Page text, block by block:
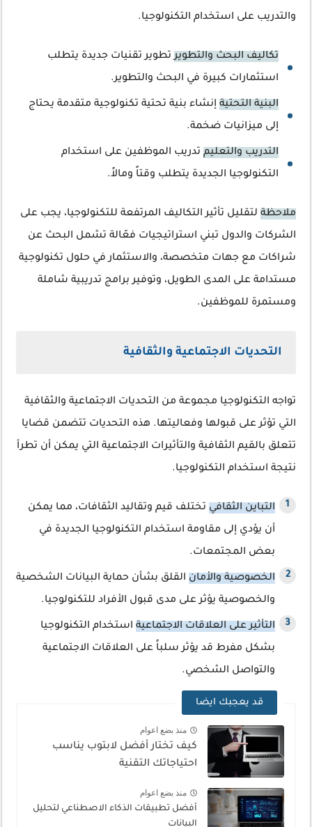
والتدريب على استخدام التكنولوجيا.
تكاليف البحث والتطويرتطوير تقنيات جديدة يتطلب
استثمارات كبيرة في البحث والتطوير.
البنية التحتية إنشاء بنية تحتية تكنولوجية متقدمة يحتاج
إلى ميزانيات ضخمة.
التدريب والتعليم تدريب الموظفين على استخدام
التكنولوجيا الجديدة يتطلب وقتاً ومالاً.
ملاحظة لتقليل تأثير التكاليف المرتفعة للتكنولوجيا، يجب على
الشركات والدول تبني استراتيجيات فعّالة تشمل البحث عن
شراكات مع جهات متخصصة، والاستثمار في حلول تكنولوجية
مستدامة على المدى الطويل، وتوفير برامج تدريبية شاملة
ومستمرة للموظفين.
التحديات الاجتماعية والثقافية
تواجه التكنولوجيا مجموعة من التحديات الاجتماعية والثقافية
التي تؤثر على قبولها وفعاليتها. هذه التحديات تتضمن قضايا
تتعلق بالقيم الثقافية والتأثيرات الاجتماعية التي يمكن أن تطرأ
نتيجة استخدام التكنولوجيا.
التباين الثقافي تختلف قيم وتقاليد الثقافات، مما يمكن
أن يؤدي إلى مقاومة استخدام التكنولوجيا الجديدة في
بعض المجتمعات.
الخصوصية والأمان القلق بشأن حماية البيانات الشخصية
والخصوصية يؤثر على مدى قبول الأفراد للتكنولوجيا.
التأثير على العلاقات الاجتماعية استخدام التكنولوجيا
بشكل مفرط قد يؤثر سلباً على العلاقات الاجتماعية
والتواصل الشخصي.
قد يعجبك ايضا
منذ بضع اعوام
كيف تختار أفضل لابتوب يناسب
احتياجاتك التقنية
منذ بضع اعوام
أفضل تطبيقات الذكاء الاصطناعي لتحليل
البيانات